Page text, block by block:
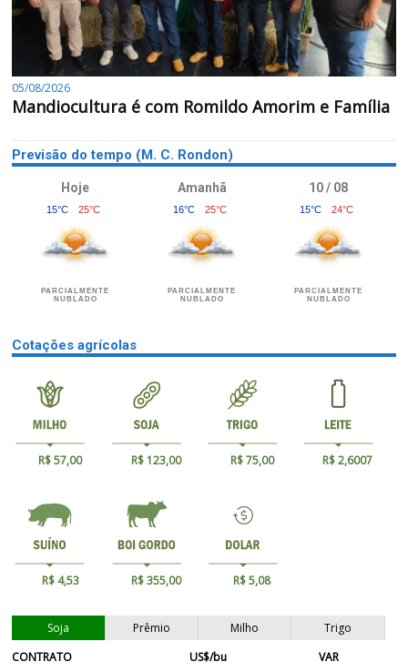
05/08/2026
Mandiocultura é com Romildo Amorim e Família
Previsão do tempo (M. C. Rondon)
Hoje
15°C 25°C
PARCIALMENTE
NUBLADO
Amanhã
16°C 25°C
PARCIALMENTE
NUBLADO
10 / 08
15°C 24°C
PARCIALMENTE
NUBLADO
Cotações agrícolas
R$ 57,00 R$ 123,00 R$ 75,00 R$ 2,6007
R$ 4,53 R$ 355,00 R$ 5,08
Soja Prêmio Milho
Trigo
CONTRATO
US$/bu
VAR